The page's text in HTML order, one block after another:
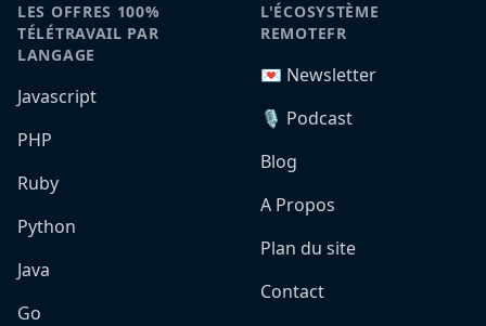
LES OFFRES 100%
TÉLÉTRAVAIL PAR
LANGAGE
Javascript
PHP
Ruby
Python
Java
Go
L'ÉCOSYSTÈME
REMOTEFR
💌 Newsletter
🎙️ Podcast
Blog
A Propos
Plan du site
Contact